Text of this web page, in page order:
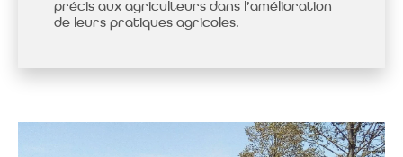
précis aux agriculteurs dans l’amélioration
de leurs pratiques agricoles.